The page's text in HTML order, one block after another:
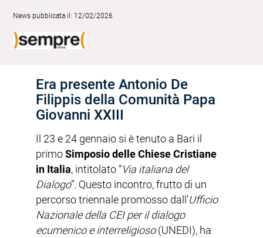
News pubblicata il: 12/02/2026
Era presente Antonio De
Filippis della Comunità Papa
Giovanni XXIII
Il 23 e 24 gennaio si è tenuto a Bari il
primoSimposio delle Chiese Cristiane
in Italia, intitolato “Via italiana del
Dialogo”. Questo incontro, frutto di un
percorso triennale promosso dall’Ufficio
Nazionale della CEI per il dialogo
ecumenico e interreligioso(UNEDI), ha